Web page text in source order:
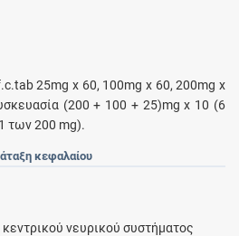
25mg x 60, 100mg x 60, 200mg x
(200 + 100 + 25)mg x 10 (6
των 200 mg).
κεφαλαίου
νευρικού συστήματος